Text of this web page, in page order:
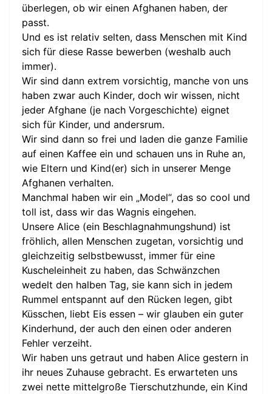
überlegen, ob wir einen Afghanen haben, der
passt.
Und es ist relativ selten, dass Menschen mit Kind
sich für diese Rasse bewerben (weshalb auch
immer).
Wir sind dann extrem vorsichtig, manche von uns
haben zwar auch Kinder, doch wir wissen, nicht
jeder Afghane (je nach Vorgeschichte) eignet
sich für Kinder, und andersrum.
Wir sind dann so frei und laden die ganze Familie
auf einen Kaffee ein und schauen uns in Ruhe an,
wie Eltern und Kind(er) sich in unserer Menge
Afghanen verhalten.
Manchmal haben wir ein „Model“, das so cool und
toll ist, dass wir das Wagnis eingehen.
Unsere Alice (ein Beschlagnahmungshund) ist
fröhlich, allen Menschen zugetan, vorsichtig und
gleichzeitig selbstbewusst, immer für eine
Kuscheleinheit zu haben, das Schwänzchen
wedelt den halben Tag, sie kann sich in jedem
Rummel entspannt auf den Rücken legen, gibt
Küsschen, liebt Eis essen – wir glauben ein guter
Kinderhund, der auch den einen oder anderen
Fehler verzeiht.
Wir haben uns getraut und haben Alice gestern in
ihr neues Zuhause gebracht. Es erwarteten uns
zwei nette mittelgroße Tierschutzhunde, ein Kind